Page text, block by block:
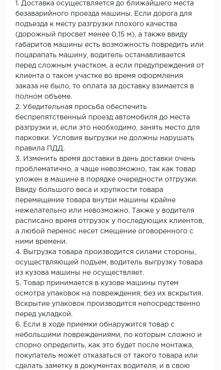
1. Доставка осуществляется до ближайшего места
безаварийного проезда машины. Если дорога для
подъезда к месту разгрузки плохого качества
(дорожный просвет менее 0,15 м), а также ввиду
габаритов машины есть возможность повредить или
поцарапать машину, водитель останавливается
перед сложным участком, а если предупреждения от
клиента о таком участке во время оформления
заказа не было, то оплата за доставку взимается в
полном объеме.
2. Убедительная просьба обеспечить
беспрепятственный проезд автомобиля до места
разгрузки и, если это необходимо, занять место для
парковки. Условия выгрузки не должны нарушать
правила ПДД.
3. Изменить время доставки в день доставки очень
проблематично, а чаще невозможно, так как товар
уложен в машине в порядке очередности отгрузки.
Ввиду большого веса и хрупкости товара
перемещение товара внутри машины крайне
нежелательно или невозможно. Также у водителя
расписано время отгрузок у последующих клиентов,
а любой перенос несет смещение оговоренного с
ними времени.
4. Выгрузка товара производится силами стороны,
осуществляющей подъем, водитель выгрузку товара
из кузова машины не осуществляет.
5. Товар принимается в кузове машины путем
осмотра упаковок на повреждения, без их вскрытия.
Вскрытие упаковок производится непосредственно
перед укладкой.
6. Если в ходе приемки обнаружится товар с
небольшими повреждениями, по которым сложно и
спорно определить, как это будет после монтажа,
покупатель может отказаться от такого товара или
сделать заметку в документах водителя, и в свою